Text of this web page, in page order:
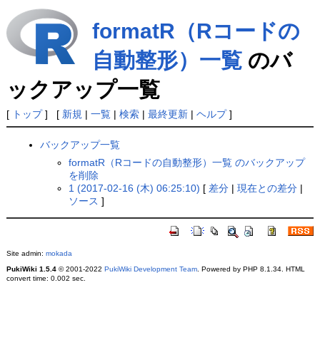
formatR（Rコードの
自動整形）一覧のバ
ックアップ一覧
[ トップ] [ 新規 | 一覧| 検索| 最終更新| ヘルプ]
バックアップ一覧
formatR（Rコードの自動整形）一覧 のバックアップ
を削除
1 (2017-02-16 (木) 06:25:10) [ 差分 |現在との差分 |
ソース ]
Site admin: mokada
PukiWiki 1.5.4© 2001-2022 PukiWiki Development Team. Powered by PHP 8.1.34. HTML
convert time: 0.002 sec.